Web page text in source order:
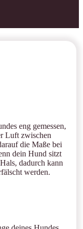
eng gemessen,
Luft zwischen
die Maße bei
dein Hund sitzt
dadurch kann
werden.